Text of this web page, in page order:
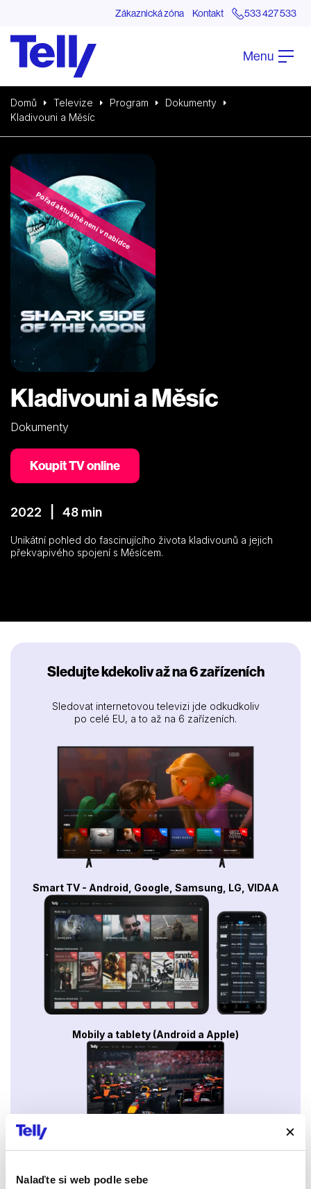
Nalaďte si web podle sebe
Zákaznická zóna Kontakt 533 427 533
Menu
Domů Televize Program
Dokumenty
Kladivouni a Měsíc
Pořad aktuálně není v nabídce
Kladivouni a Měsíc
Dokumenty
Koupit TV online
2022 | 48 min
Unikátní pohled do fascinujícího života kladivounů a jejich
překvapivého spojení s Měsícem.
Sledujte kdekoliv až na 6 zařízeních
Sledovat internetovou televizi jde odkudkoliv
po celé EU, a to až na 6 zařízeních.
Smart TV - Android, Google, Samsung, LG, VIDAA
Mobily a tablety (Android a Apple)